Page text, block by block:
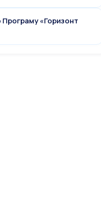
Програму «Горизонт